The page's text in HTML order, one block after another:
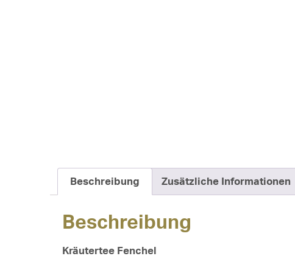
Beschreibung Zusätzliche Informationen
Beschreibung
Kräutertee Fenchel